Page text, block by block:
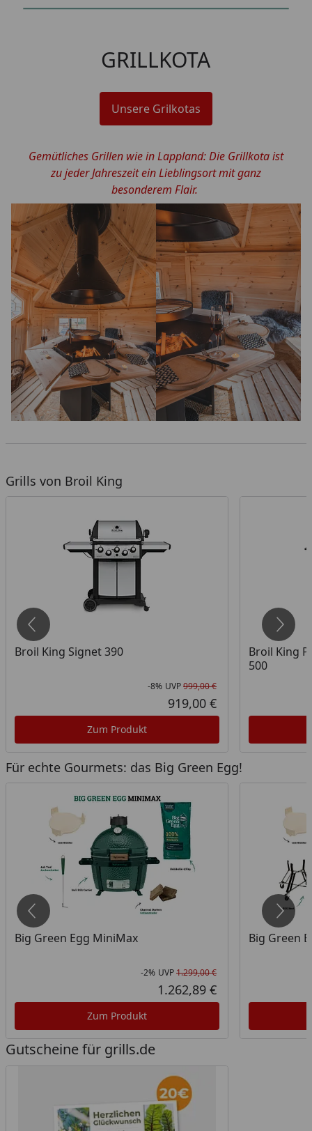
GRILLKOTA
Unsere Grilkotas
Gemütliches Grillen wie in Lappland: Die Grillkota ist
zu jeder Jahreszeit ein Lieblingsort mit ganz
besonderem Flair.
Grills von Broil King
Broil King Signet 390
Rabatt in Prozent
-8%
Ursprünglicher
UVP999,00 €
Aktueller Preis
919,00 €
Zum Produkt
Broil King
500
Für echte Gourmets: das Big Green Egg!
Big Green Egg MiniMax
Rabatt in Prozent
-2%
Ursprünglicher
UVP1.299,00 €
Aktueller Preis
1.262,89 €
Zum Produkt
Big Green
Gutscheine für grills.de